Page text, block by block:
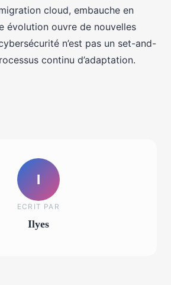
cloud, embauche en
évolution ouvre de nouvelles
n’est pas un set-and-
continu d’adaptation.
I
ECRIT PAR
Ilyes